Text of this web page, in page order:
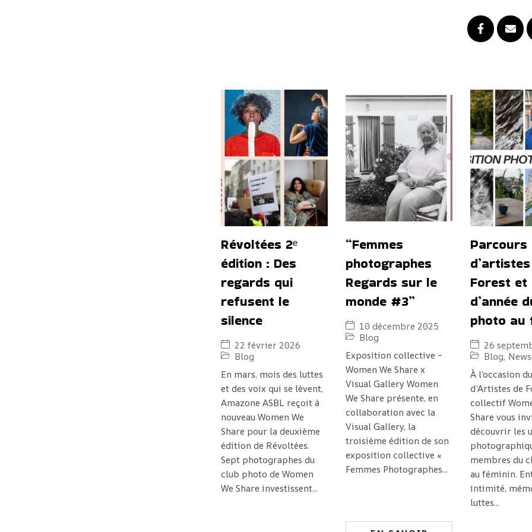
Révoltées 2ᵉ
édition : Des
regards qui
refusent le
silence
22 février 2026
Blog
En mars, mois des luttes
et des voix qui se lèvent,
Amazone ASBL reçoit à
nouveau Women We
Share pour la deuxième
édition de Révoltées.
Sept photographes du
club photo de Women
We Share investissent...
“Femmes
photographes
Regards sur le
monde #3”
10 décembre 2025
Blog
Exposition collective –
Women We Share x
Visual Gallery Women
We Share présente, en
collaboration avec la
Visual Gallery, la
troisième édition de son
exposition collective «
Femmes Photographes...
Parcours
Forest et
d’année
photo au
26
Blog,
À l’occasion
d’Artistes de
collectif
Share vous
découvrir les
membres du
au féminin.
intimité,
luttes...